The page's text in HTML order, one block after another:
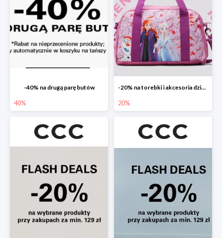
-40% na drugą parę butów
40%
-20% na torebki i akcesoria dziecięce
20%